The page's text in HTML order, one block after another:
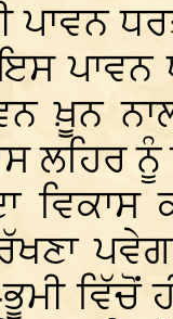
ਪਾਵਨ
ਪਾਵਨ
ਖ਼ੂਨ
ਲਹਿਰ
ਵਿੱਚੋਂ